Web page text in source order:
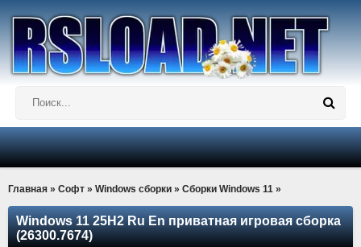
Главная » Софт » Windows сборки » Сборки Windows 11 »
Windows 11 25H2 Ru En приватная игровая сборка
(26300.7674)